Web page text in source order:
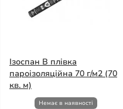
Ізоспан B плівка
пароізоляційна 70 г/м2 (70
кв. м)
Немає в наявності